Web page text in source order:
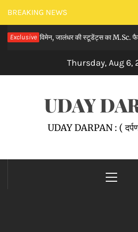
Skip
to
content
BREAKING NEWS
Exclusive
विमेन, जालंधर की स्टूडेंट्स का M.Sc. फैशन
Thursday, Aug 6,
UDAY
UDAY DARPAN : (
Menu